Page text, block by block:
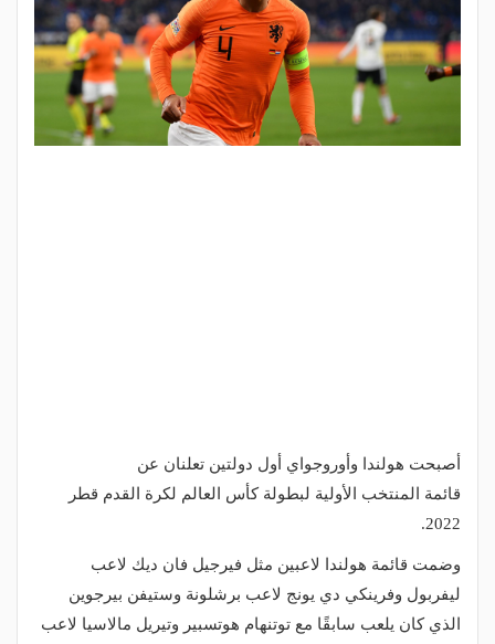
أصبحت هولندا وأوروجواي أول دولتين تعلنان عن
قائمة المنتخب الأولية لبطولة كأس العالم لكرة القدم قطر
2022.
وضمت قائمة هولندا لاعبين مثل فيرجيل فان ديك لاعب
ليفربول وفرينكي دي يونج لاعب برشلونة وستيفن بيرجوين
الذي كان يلعب سابقًا مع توتنهام هوتسبير وتيريل مالاسيا لاعب